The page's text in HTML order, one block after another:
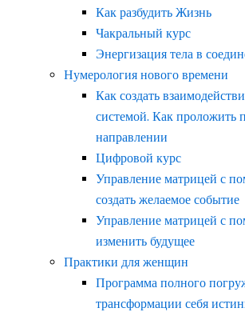
Как разбудить Жизнь
Чакральный курс
Энергизация тела в
Нумерология нового времени
Как создать
системой. Как проложить
направлении
Цифровой курс
Управление матрицей с
создать желаемое событие
Управление матрицей с
изменить будущее
Практики для женщин
Программа полного
трансформации себя